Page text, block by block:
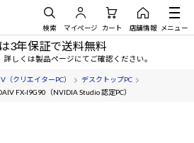
検索 マイページ カート 店舗情報 メニュー
3年保証で送料無料
しくは製品ページにてご確認ください。
（クリエイターPC）
デスクトップPC
FX-I9G90（NVIDIA Studio 認定PC）